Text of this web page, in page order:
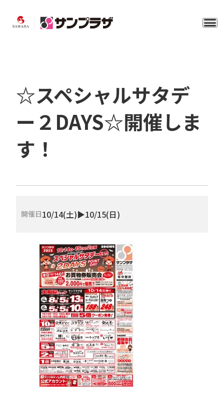
☆スペシャルサタデ
ー２DAYS☆開催しま
す！
開催日10/14(土)▶10/15(日)